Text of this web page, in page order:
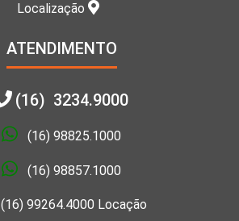
Localização
ATENDIMENTO
(16) 3234.9000
(16) 98825.1000
(16) 98857.1000
(16) 99264.4000 Locação